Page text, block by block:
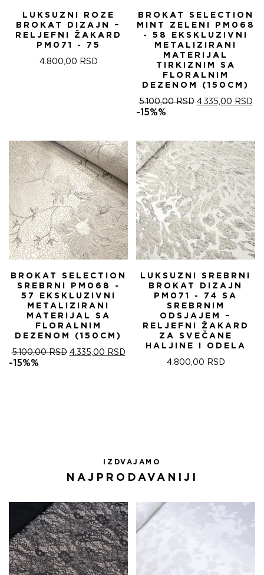
LUKSUZNI ROZE
BROKAT DIZAJN –
RELJEFNI ŽAKARD
PM071 - 75
4.800,00 RSD
BROKAT SELECTION
MINT ZELENI PM068
- 58 EKSKLUZIVNI
METALIZIRANI
MATERIJAL
TIRKIZNIM SA
FLORALNIM
DEZENOM (150CM)
5.100,00RSD ОРИГИНАЛНА
5.100,00 RSD.
4.335,00 RSD
-15%%
BROKAT SELECTION
SREBRNI PM068 -
57 EKSKLUZIVNI
METALIZIRANI
MATERIJAL SA
FLORALNIM
DEZENOM (150CM)
5.100,00RSD ОРИГИНАЛНА
4.335,00 RSDТРЕНУТНА
-15%%
LUKSUZNI SREBRNI
BROKAT DIZAJN
PM071 - 74 SA
SREBRNIM
ODSJAJEM –
RELJEFNI ŽAKARD
ZA SVEČANE
HALJINE I ODELA
4.800,00 RSD
IZDVAJAMO
NAJPRODAVANIJI